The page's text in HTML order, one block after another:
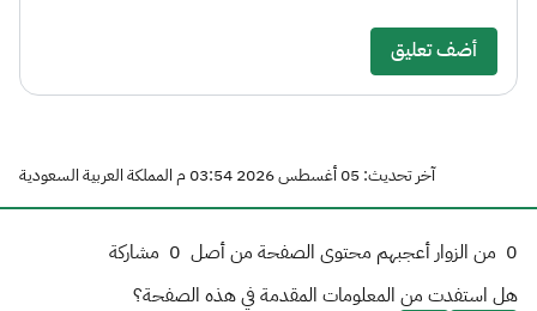
أضف تعليق
آخر تحديث: 05 أغسطس 2026 03:54 م المملكة العربية السعودية
0 من الزوار أعجبهم محتوى الصفحة من أصل 0 مشاركة
هل استفدت من المعلومات المقدمة في هذه الصفحة؟